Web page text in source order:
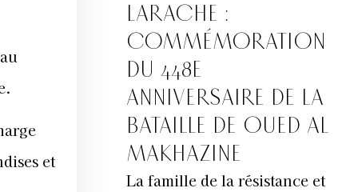
et
LARACHE :
COMMÉMORATION
DU 448E
ANNIVERSAIRE DE LA
BATAILLE DE OUED AL
MAKHAZINE
La famille de la résistance et